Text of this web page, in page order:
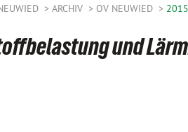
ARCHIV OV NEUWIED 2015
und